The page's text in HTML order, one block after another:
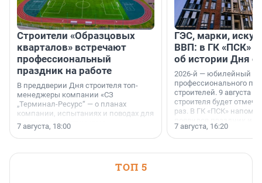
Строители «Образцовых
кварталов» встречают
профессиональный
праздник на работе
В преддверии Дня строителя топ-
менеджеры компании «СЗ
„Терминал-Ресурс“ — о планах
компании, испытаниях и поводах для
осторожного оптимизма.
7 августа, 18:00
ГЭС, марки,
ВВП: в ГК «ПСК»
об истории Дня
2026-й — юбилейный
профессионального
строителей. 9 августа
строителя будет
раз. В ГК «ПСК»
поменялась роль
7 августа, 16:20
ТОП 5